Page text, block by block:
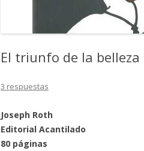
El triunfo de la belleza
3 respuestas
Joseph Roth
Editorial Acantilado
80 páginas